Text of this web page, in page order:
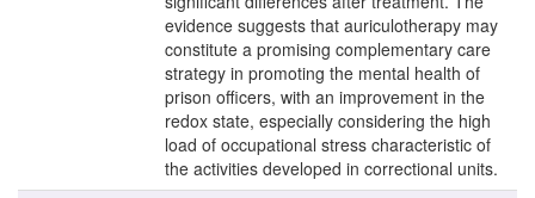
evidence suggests that auriculotherapy may
constitute a promising complementary care
strategy in promoting the mental health of
prison officers, with an improvement in the
redox state, especially considering the high
load of occupational stress characteristic of
the activities developed in correctional units.